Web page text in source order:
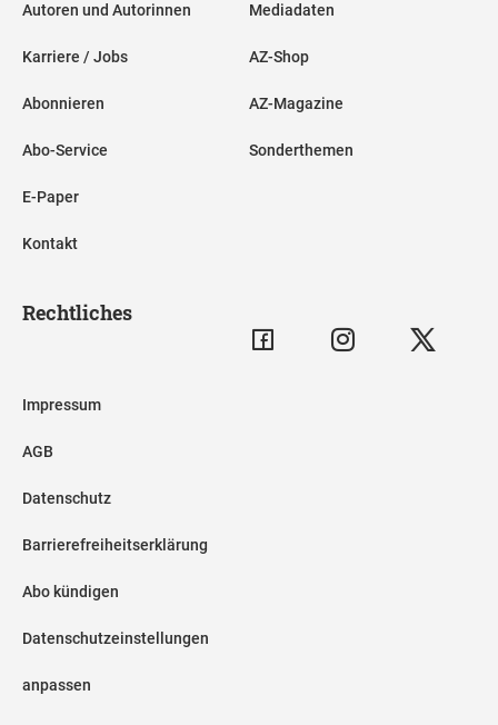
Autoren und Autorinnen
Karriere / Jobs
Abonnieren
Abo-Service
E-Paper
Kontakt
Mediadaten
AZ-Shop
AZ-Magazine
Sonderthemen
Rechtliches
Impressum
AGB
Datenschutz
Barrierefreiheitserklärung
Abo kündigen
Datenschutzeinstellungen
anpassen